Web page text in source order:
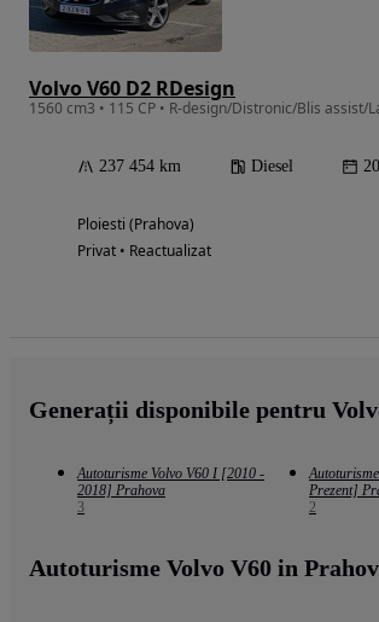
Volvo V60 D2 RDesign
237 454 km Diesel
Ploiesti (Prahova)
Privat • Reactualizat
Generații disponibile pentru
Autoturisme Volvo V60 I [2010 -
2018] Prahova
3
Prezent]
2
Autoturisme Volvo V60 in